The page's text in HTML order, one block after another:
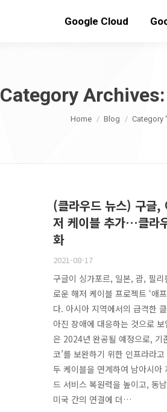
Google Cloud
Category Archives:
You are here:
Home Blog Category
(클라우드 뉴스) 구글,
저 케이블 추가…클라
화
2021-08-17
구글이 싱가포르, 일본, 괌, 필리
로운 해저 케이블 프로젝트 ‘애
다. 아시아 지역에서의 급격한
아진 장애에 대응하는 것으로
은 2024년 완공될 예정으로, 기
코’를 보완하기 위한 인프라라
두 케이블을 연계하여 남아시아
드 서비스 복원력을 높이고, 동
미국 간의 연결에 더…